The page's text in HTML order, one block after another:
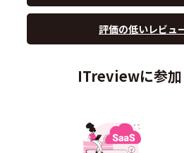
評価の低いレビュ
ITreviewに参加